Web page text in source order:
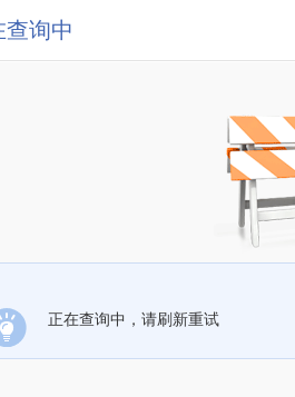
查询中
正在查询中，请刷新重试